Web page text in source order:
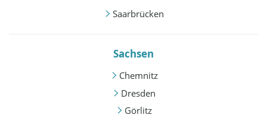
Saarbrücken
Sachsen
Chemnitz
Dresden
Görlitz